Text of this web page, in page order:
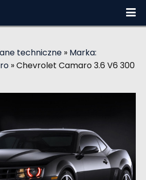
techniczne » Marka:
»Chevrolet Camaro 3.6 V6 300